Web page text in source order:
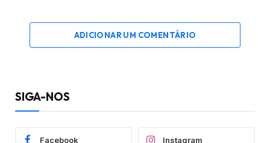
ADICIONAR UM COMENTÁRIO
SIGA-NOS
Facebook Instagram